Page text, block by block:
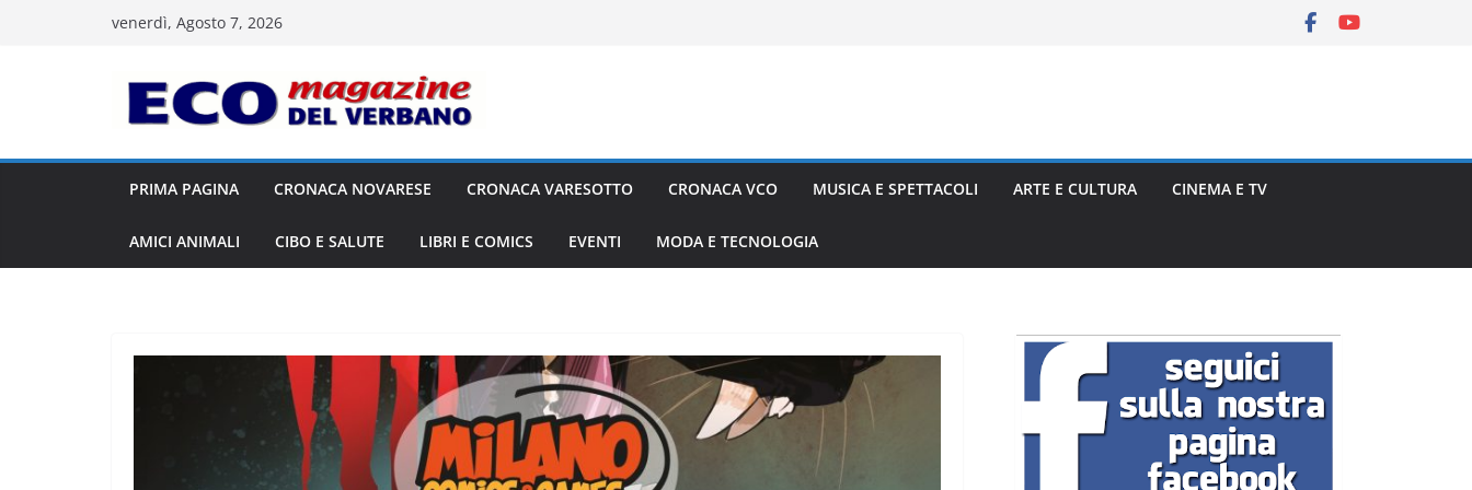
venerdì, Agosto 7, 2026
PRIMA PAGINA CRONACA NOVARESE CRONACA VARESOTTO CRONACA VCO MUSICA E SPETTACOLI ARTE E CULTURA CINEMA E TV
AMICI ANIMALI CIBO E SALUTE LIBRI E COMICS EVENTI MODA E TECNOLOGIA